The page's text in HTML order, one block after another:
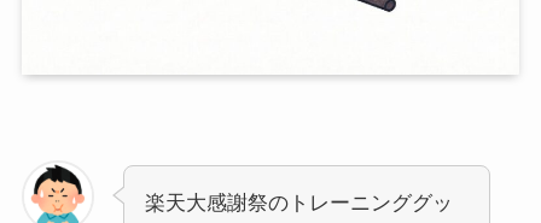
楽天大感謝祭のトレーニンググッ